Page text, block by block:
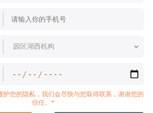
等，不同的牙齿畸形类型，也是会影响具体
格还是需要结合这多方面具体确定，正
人放心。
嘉兴秀洲牙博士，牙博士口腔在嘉兴开
医院在收费方面严格实行的是透明收费
疗的费用都是公开透明的，维护大家可以清
护您的隐私，我们会尽快与您取得联系，谢谢您的
信任。*